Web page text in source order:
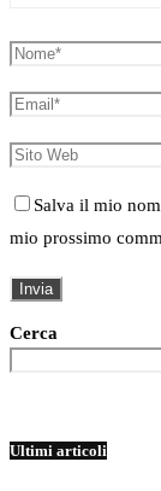
Salva il mio
mio prossimo
Cerca
Ultimi articoli